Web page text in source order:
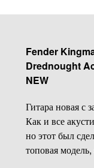
Fender
Drednought
NEW
Гитара новая с
Как и все
но этот был
топовая